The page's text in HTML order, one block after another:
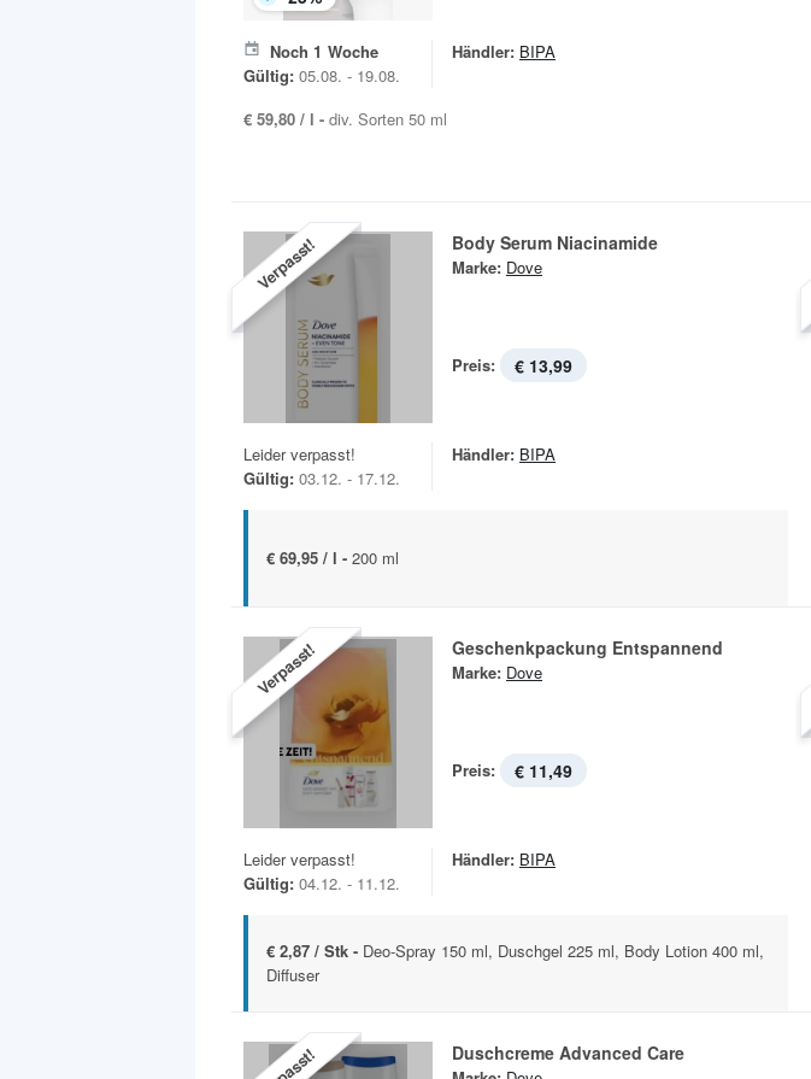
Noch 1 Woche
Gültig: 05.08. - 19.08.
Händler: BIPA
€ 59,80 / l - div. Sorten 50 ml
Verpasst! Body Serum Niacinamide
Marke: Dove
Preis: € 13,99
Leider verpasst!
Gültig: 03.12. - 17.12.
Händler: BIPA
€ 69,95 / l - 200 ml
Verpasst! Geschenkpackung Entspannend
Marke: Dove
Preis: € 11,49
Leider verpasst!
Gültig: 04.12. - 11.12.
Händler: BIPA
€ 2,87 / Stk - Deo-Spray 150 ml, Duschgel 225 ml, Body Lotion 400 ml,
Diffuser
Duschcreme Advanced Care